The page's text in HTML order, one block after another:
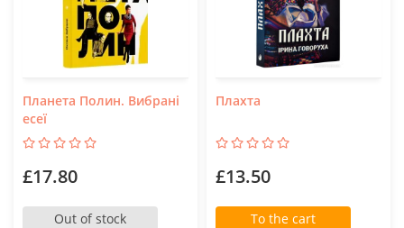
Планета Полин. Вибрані
есеї
£17.80
Out of stock
Плахта
£13.50
To the cart